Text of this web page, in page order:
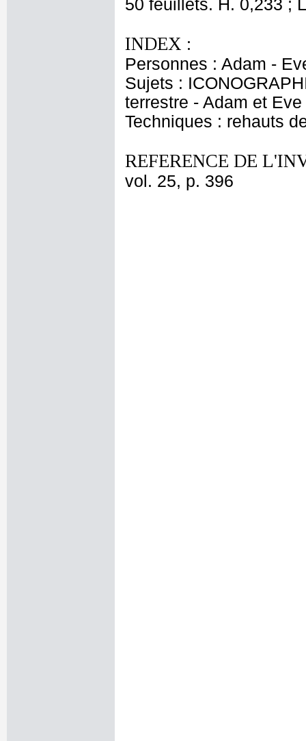
50 feuillets. H. 0,233 ;
INDEX :
Personnes : Adam -
Sujets :
terrestre - Adam et Eve
Techniques : rehauts
REFERENCE DE
vol. 25, p. 396